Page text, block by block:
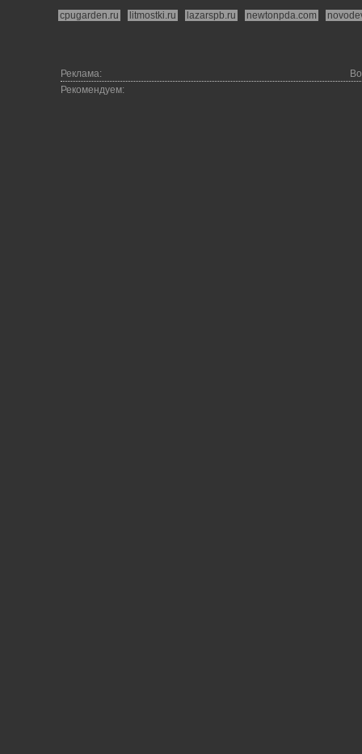
cpugarden.ru
litmostki.ru lazarspb.ru newtonpda.com
Реклама:
Рекомендуем: